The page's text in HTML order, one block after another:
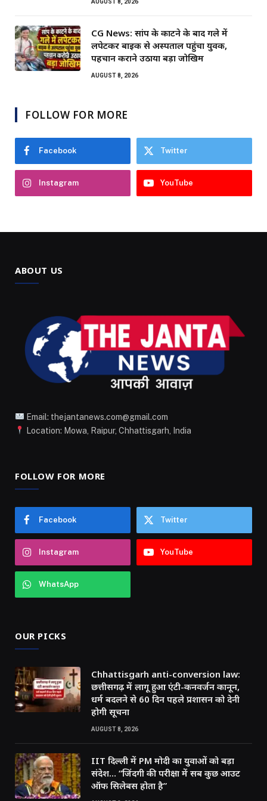
AUGUST 8, 2026
CG News: सांप के काटने के बाद गले में
लपेटकर बाइक से अस्पताल पहुंचा युवक,
पहचान कराने उठाया बड़ा जोखिम
AUGUST 8, 2026
FOLLOW FOR MORE
Facebook Twitter
Instagram YouTube
ABOUT US
Email: thejantanews.com@gmail.com
Location: Mowa, Raipur, Chhattisgarh, India
FOLLOW FOR MORE
Facebook Twitter
Instagram YouTube
WhatsApp
OUR PICKS
Chhattisgarh anti-conversion law:
छत्तीसगढ़ में लागू हुआ एंटी-कनवर्जन कानून,
धर्म बदलने से 60 दिन पहले प्रशासन को देनी
होगी सूचना
AUGUST 8, 2026
IIT दिल्ली में PM मोदी का युवाओं को बड़ा
संदेश… “जिंदगी की परीक्षा में सब कुछ आउट
ऑफ सिलेबस होता है”